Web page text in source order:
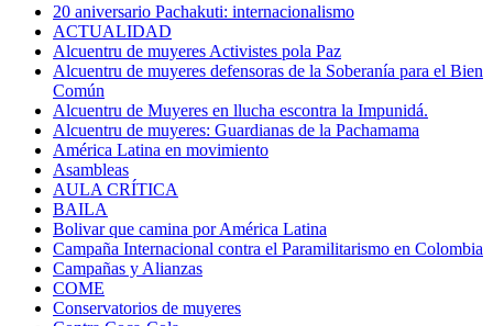
20 aniversario Pachakuti: internacionalismo
ACTUALIDAD
Alcuentru de muyeres Activistes pola Paz
Alcuentru de muyeres defensoras de la Soberanía para el Bien
Común
Alcuentru de Muyeres en llucha escontra la Impunidá.
Alcuentru de muyeres: Guardianas de la Pachamama
América Latina en movimiento
Asambleas
AULA CRÍTICA
BAILA
Bolivar que camina por América Latina
Campaña Internacional contra el Paramilitarismo en Colombia
Campañas y Alianzas
COME
Conservatorios de muyeres